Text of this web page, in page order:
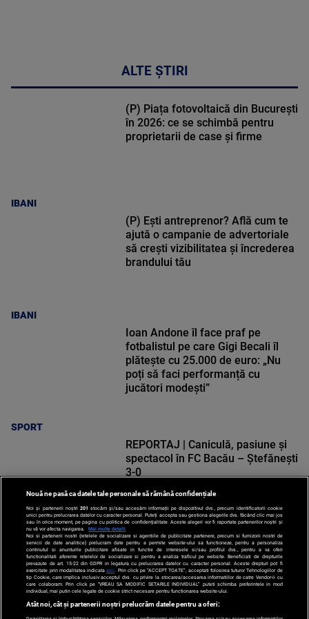
ALTE ȘTIRI
IBANI
(P) Piața fotovoltaică din București
în 2026: ce se schimbă pentru
proprietarii de case și firme
IBANI
(P) Ești antreprenor? Află cum te
ajută o campanie de advertoriale
să crești vizibilitatea și încrederea
brandului tău
SPORT
Ioan Andone îl face praf pe
fotbalistul pe care Gigi Becali îl
plătește cu 25.000 de euro: „Nu
poți să faci performanță cu
jucători modești”
SPORT
REPORTAJ | Caniculă, pasiune și
spectacol în FC Bacău – Ștefănești
3-0
Nouă ne pasă ca datele tale personale să rămână confidențiale
Noi și partenerii noștri 201 stocăm și/sau accesăm informații pe dispozitivul dvs., precum identificatorii cookie
unici pentru prelucrarea datelor cu caracter personal. Puteți accepta sau gestiona alegerile dvs. făcând clic mai jos
sau în orice moment, pe pagina cu politica de confidențialitate. Aceste alegeri vor fi raportate partenerilor noștri și
nu vă vor afecta navigarea.
Mai multe detalii
Noi si partenerii nostri (retelele de socializare si agentiile de publicitate partenere, precum si furnizorii nostri de
servicii de date analitice) prelucram date pentru a permite website-ului sa functioneze, pentru a personaliza
continutul si anunturile publicitare afisate in functie de interesele si/sau profilul dvs., pentru a va oferi
functionalitati aferente retelelor de socializare si pentru a analiza traficul pe website. Beneficiati de drepturile
prevazute de art. 15-22 din GDPR in legatura cu prelucrarea datelor cu caracter personal. Aceste drepturi pot fi
exercitate prin modalitatea indicataaici . Prin click pe “ACCEPT TOATE”, acceptati folosirea tuturor Tehnologiilor de
tip Cookie, care implica inclusiv acceptul dvs. cu privire la stocarea/accesarea informatiilor de catre Vendor-ii cu
care colaboram. Prin click pe “VREAU SA MODIFIC SETARILE INDIVIDUAL” puteti schimba preferintele in mod
individual, mai putin cele legate de cookie strict necesare pentru functionarea website-ului.
Atât noi, cât și partenerii noștri prelucrăm datele pentru a oferi: